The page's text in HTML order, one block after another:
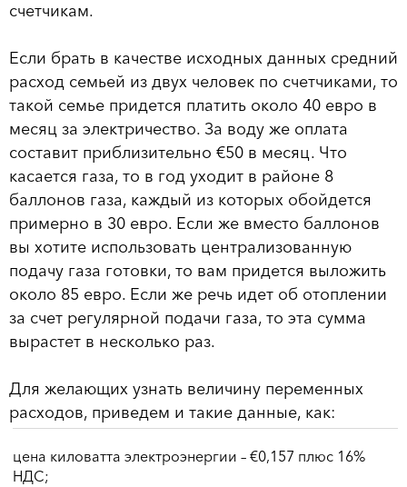
счетчикам.
Если брать в качестве исходных данных средний
расход семьей из двух человек по счетчиками, то
такой семье придется платить около 40 евро в
месяц за электричество. За воду же оплата
составит приблизительно €50 в месяц. Что
касается газа, то в год уходит в районе 8
баллонов газа, каждый из которых обойдется
примерно в 30 евро. Если же вместо баллонов
вы хотите использовать централизованную
подачу газа готовки, то вам придется выложить
около 85 евро. Если же речь идет об отоплении
за счет регулярной подачи газа, то эта сумма
вырастет в несколько раз.
Для желающих узнать величину переменных
расходов, приведем и такие данные, как:
цена киловатта электроэнергии – €0,157 плюс 16%
НДС;